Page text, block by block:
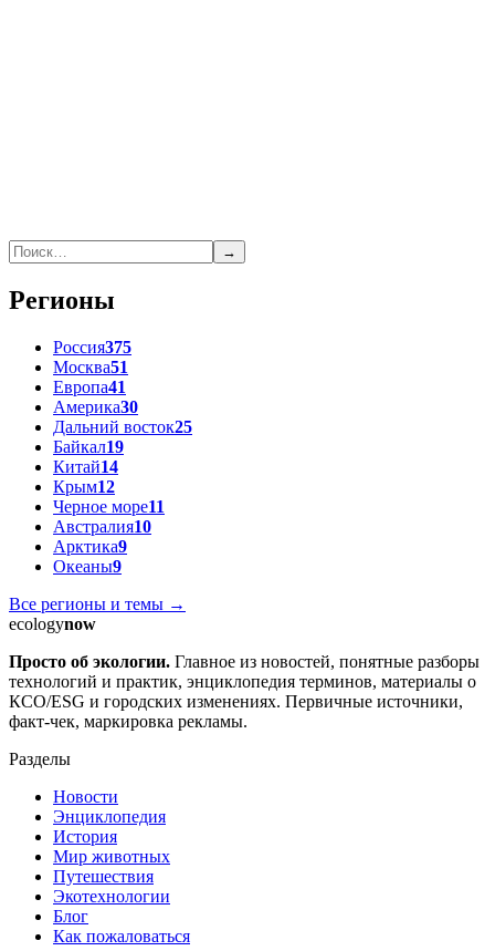
→
Регионы
Россия375
Москва51
Европа41
Америка30
Дальний восток25
Байкал19
Китай14
Крым12
Черное море11
Австралия10
Арктика9
Океаны9
Все регионы и темы →
ecologynow
Просто об экологии. Главное из новостей, понятные разборы
технологий и практик, энциклопедия терминов, материалы о
КСО/ESG и городских изменениях. Первичные источники,
факт-чек, маркировка рекламы.
Разделы
Новости
Энциклопедия
История
Мир животных
Путешествия
Экотехнологии
Блог
Как пожаловаться